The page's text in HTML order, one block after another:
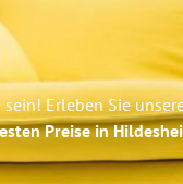
Erleben Sie
Preise in